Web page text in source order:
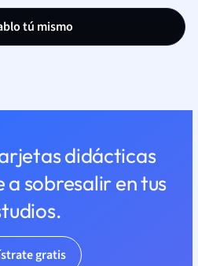
tú mismo
didácticas
sobresalir en tus
gratis